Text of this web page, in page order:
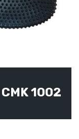
CMK 1002